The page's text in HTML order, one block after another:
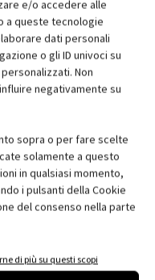
e/o accedere alle
a queste tecnologie
dati personali
o gli ID univoci su
Non
negativamente su
sopra o per fare scelte
solamente a questo
in qualsiasi momento,
i pulsanti della Cookie
del consenso nella parte
di più su questi scopi
imprese
isolamento termico
Riqualificazione urbana